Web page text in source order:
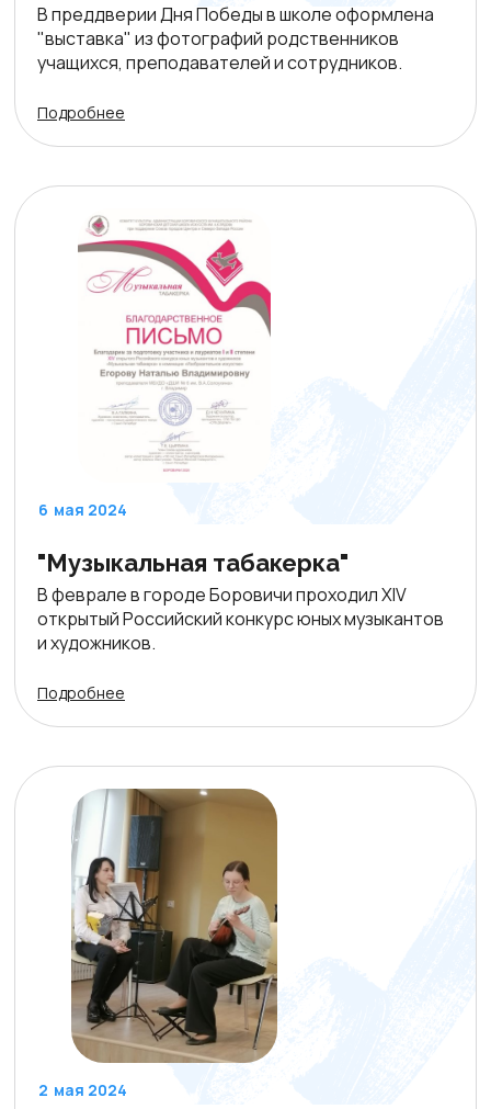
В преддверии Дня Победы в школе оформлена
"выставка" из фотографий родственников
учащихся, преподавателей и сотрудников.
Подробнее
6 мая 2024
"Музыкальная табакерка"
В феврале в городе Боровичи проходил XIV
открытый Российский конкурс юных музыкантов
и художников.
Подробнее
2 мая 2024